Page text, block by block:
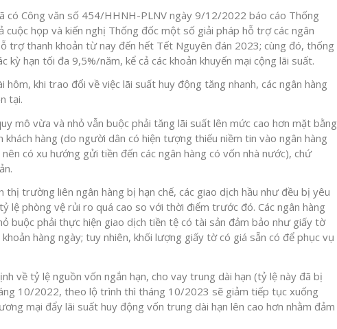
có Công văn số 454/HHNH-PLNV ngày 9/12/2022 báo cáo Thống
cuộc họp và kiến nghị Thống đốc một số giải pháp hỗ trợ các ngân
trợ thanh khoản từ nay đến hết Tết Nguyên đán 2023; cùng đó, thống
kỳ hạn tối đa 9,5%/năm, kể cả các khoản khuyến mại cộng lãi suất.
khi trao đổi về việc lãi suất huy động tăng nhanh, các ngân hàng
tại.
mô vừa và nhỏ vẫn buộc phải tăng lãi suất lên mức cao hơn mặt bằng
hàng (do người dân có hiện tượng thiếu niềm tin vào ngân hàng
có xu hướng gửi tiền đến các ngân hàng có vốn nhà nước), chứ
thị trường liên ngân hàng bị hạn chế, các giao dịch hầu như đều bị yêu
lệ phòng vệ rủi ro quá cao so với thời điểm trước đó. Các ngân hàng
buộc phải thực hiện giao dịch tiền tệ có tài sản đảm bảo như giấy tờ
hàng ngày; tuy nhiên, khối lượng giấy tờ có giá sẵn có để phục vụ
về tỷ lệ nguồn vốn ngắn hạn, cho vay trung dài hạn (tỷ lệ này đã bị
10/2022, theo lộ trình thì tháng 10/2023 sẽ giảm tiếp tục xuống
mại đẩy lãi suất huy động vốn trung dài hạn lên cao hơn nhằm đảm